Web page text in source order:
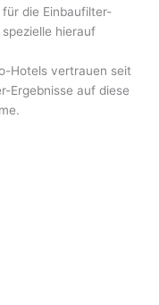
die Einbaufilter-
hierauf
Hotels vertrauen seit
Ergebnisse auf diese